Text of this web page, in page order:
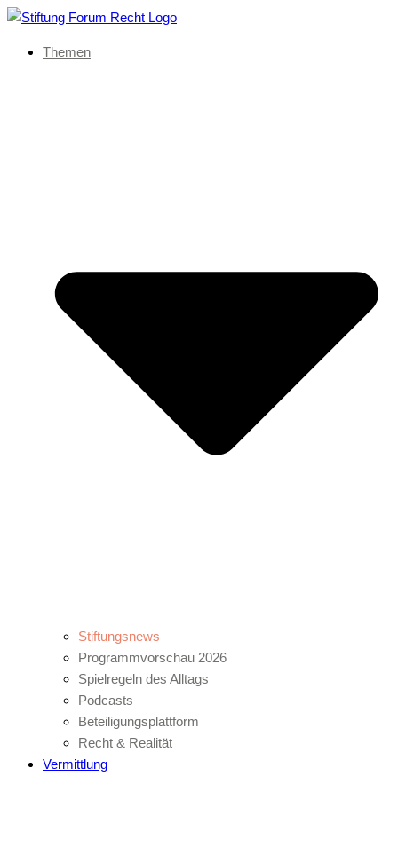
Themen
Stiftungsnews
Programmvorschau 2026
Spielregeln des Alltags
Podcasts
Beteiligungsplattform
Recht & Realität
Vermittlung